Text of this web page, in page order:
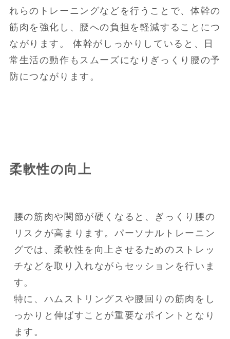
れらのトレーニングなどを行うことで、体幹の
筋肉を強化し、腰への負担を軽減することにつ
ながります。 体幹がしっかりしていると、日
常生活の動作もスムーズになりぎっくり腰の予
防につながります。
柔軟性の向上
腰の筋肉や関節が硬くなると、ぎっくり腰の
リスクが高まります。パーソナルトレーニン
グでは、柔軟性を向上させるためのストレッ
チなどを取り入れながらセッションを行いま
す。
特に、ハムストリングスや腰回りの筋肉をし
っかりと伸ばすことが重要なポイントとなり
ます。